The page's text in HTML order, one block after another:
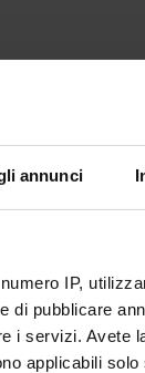
annunci
IP,
di pubblicare
i servizi. Avete
applicabili solo